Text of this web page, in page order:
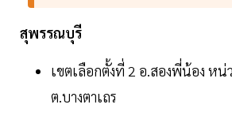
สุพรรณบุรี
เขตเลือกตั้งที่ 2 อ.สองพี่น้อง หน่
ต.บางตาเถร